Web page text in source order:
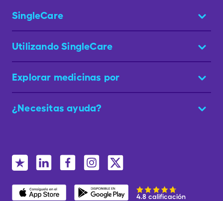
SingleCare
Utilizando SingleCare
Explorar medicinas por
¿Necesitas ayuda?
4.8 calificación